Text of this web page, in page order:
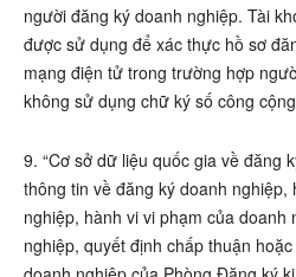
người đăng ký doanh nghiệp. Tài
được sử dụng để xác thực hồ sơ
mạng điện tử trong trường hợp
không sử dụng chữ ký số công
9. “Cơ sở dữ liệu quốc gia về đăng
thông tin về đăng ký doanh nghiệp,
nghiệp, hành vi vi phạm của doanh
nghiệp, quyết định chấp thuận